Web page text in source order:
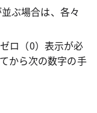
ぶ場合は、各々
ロ（0）表示が必
から次の数字の手